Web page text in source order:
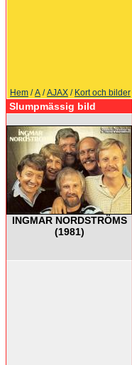
Hem /A /AJAX / Kort och bilder
Slumpmässig bild
INGMAR NORDSTRÖMS
(1981)